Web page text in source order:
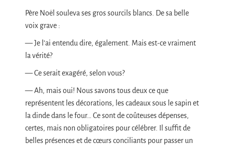
Père Noël souleva ses gros sourcils blancs. De sa belle
voix grave :
— Je l’ai entendu dire, également. Mais est-ce vraiment
la vérité?
— Ce serait exagéré, selon vous?
— Ah, mais oui! Nous savons tous deux ce que
représentent les décorations, les cadeaux sous le sapin et
la dinde dans le four… Ce sont de coûteuses dépenses,
certes, mais non obligatoires pour célébrer. Il suffit de
belles présences et de cœurs conciliants pour passer un